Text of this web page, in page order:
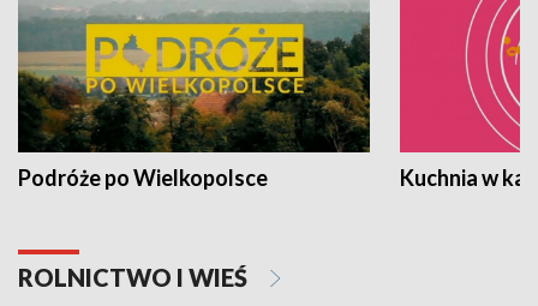
Podróże po Wielkopolsce Kuchnia w
ROLNICTWO I WIEŚ